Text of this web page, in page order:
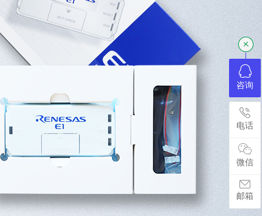
咨询
电话
微信
邮箱